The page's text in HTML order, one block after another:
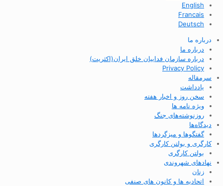
English
Francais
Deutsch
درباره ما
درباره ما
درباره سازمان فداییان خلق ایران(اکثریت)
Privacy Policy
سرمقاله
یادداشت
سخن روز و اخبار هفته
ویژه نامه ها
روزنوشته‌های جنگ
دیدگاه‌ها
گفتگوها و میزگردها
کارگری و بولتن کارگری
بولتن کارگری
نهادهای شهروندی
زنان
اتحادیه ها و کانون های صنفی